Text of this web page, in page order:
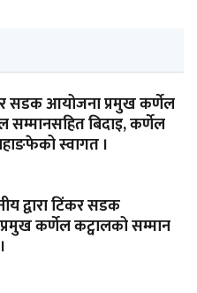
सडक आयोजना प्रमुख कर्णेल
बिदाइ, कर्णेल
स्वागत ।
द्वारा टिंकर सडक
कर्णेल कट्वालको सम्मान